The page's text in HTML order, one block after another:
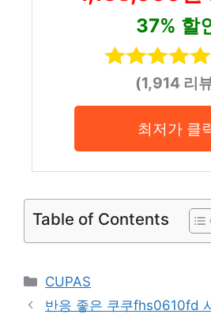
37% 할
(1,914 리
최저가 클
Table of Contents
Categories
CUPAS
반응 좋은 쿠쿠fhs0610fd